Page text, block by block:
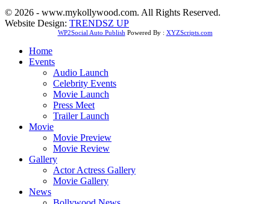
© 2026 - www.mykollywood.com. All Rights Reserved.
Website Design: TRENDSZ UP
WP2Social Auto Publish Powered By : XYZScripts.com
Home
Events
Audio Launch
Celebrity Events
Movie Launch
Press Meet
Trailer Launch
Movie
Movie Preview
Movie Review
Gallery
Actor Actress Gallery
Movie Gallery
News